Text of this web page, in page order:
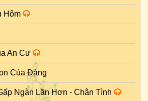
Hôm
An Cư
Của Đảng
Ngàn Lần Hơn - Chân Tình